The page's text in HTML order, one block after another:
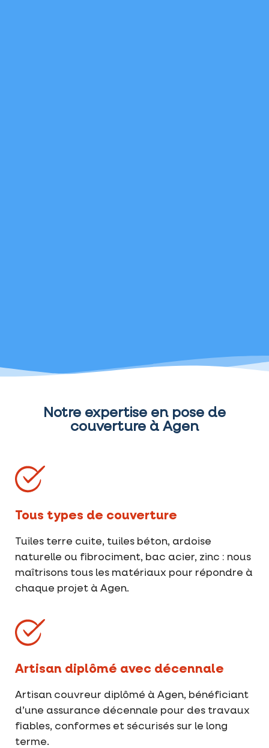
Notre expertise en pose de
couverture à Agen
Tous types de couverture
Tuiles terre cuite, tuiles béton, ardoise
naturelle ou fibrociment, bac acier, zinc : nous
maîtrisons tous les matériaux pour répondre à
chaque projet à Agen.
Artisan diplômé avec décennale
Artisan couvreur diplômé à Agen, bénéficiant
d’une assurance décennale pour des travaux
fiables, conformes et sécurisés sur le long
terme.